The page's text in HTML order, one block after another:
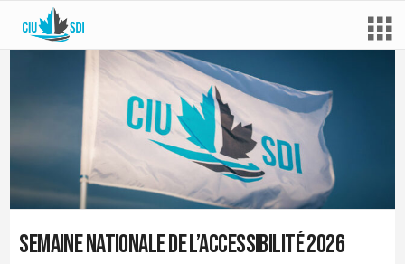
Semaine nationale de l’accessibilité 2026